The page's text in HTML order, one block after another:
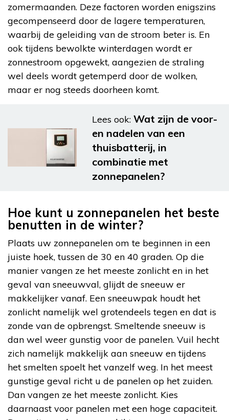
zomermaanden. Deze factoren worden enigszins
gecompenseerd door de lagere temperaturen,
waarbij de geleiding van de stroom beter is. En
ook tijdens bewolkte winterdagen wordt er
zonnestroom opgewekt, aangezien de straling
wel deels wordt getemperd door de wolken,
maar er nog steeds doorheen komt.
Lees ook: Wat zijn de voor-
en nadelen van een
thuisbatterij, in
combinatie met
zonnepanelen?
Hoe kunt u zonnepanelen het beste
benutten in de winter?
Plaats uw zonnepanelen om te beginnen in een
juiste hoek, tussen de 30 en 40 graden. Op die
manier vangen ze het meeste zonlicht en in het
geval van sneeuwval, glijdt de sneeuw er
makkelijker vanaf. Een sneeuwpak houdt het
zonlicht namelijk wel grotendeels tegen en dat is
zonde van de opbrengst. Smeltende sneeuw is
dan wel weer gunstig voor de panelen. Vuil hecht
zich namelijk makkelijk aan sneeuw en tijdens
het smelten spoelt het vanzelf weg. In het meest
gunstige geval richt u de panelen op het zuiden.
Dan vangen ze het meeste zonlicht. Kies
daarnaast voor panelen met een hoge capaciteit.